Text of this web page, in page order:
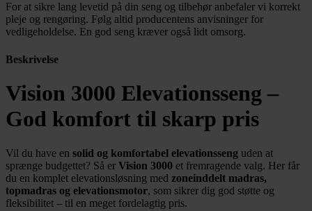
For at sikre lang levetid på din seng og tilbehør anbefaler vi korrekt
pleje og rengøring. Følg altid producentens anvisninger for
vedligeholdelse. En god seng kræver også lidt omsorg.
Beskrivelse
Vision 3000 Elevationsseng –
God komfort til skarp pris
Vil du have en solid og komfortabel elevationsseng uden at
sprænge budgettet? Så er Vision 3000 et fremragende valg. Her får
du en komplet elevationsløsning med zoneinddelt madras,
topmadras og elevationsmotor, som sikrer dig god støtte og
fleksibilitet – til en meget fordelagtig pris.